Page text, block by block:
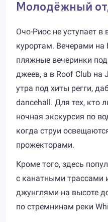
Молодёжный
Очо-Риос не уступает
курортам. Вечерами на
пляжные вечеринки
джеев, а в Roof Club на
утра под хиты регги,
dancehall. Для тех, кто
ночная экскурсия по
когда струи
прожекторами.
Кроме того, здесь
с канатными трассами
джунглями на высоте
по стремнинам реки